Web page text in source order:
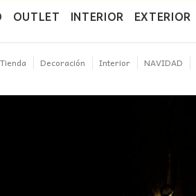
OUTLET INTERIOR EXTERIOR
Tienda Decoración Interior NAVIDAD